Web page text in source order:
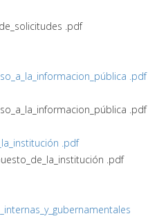
.pdf
.pdf
.pdf
.pdf
.pdf